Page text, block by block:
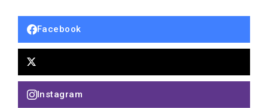
Facebook
Instagram